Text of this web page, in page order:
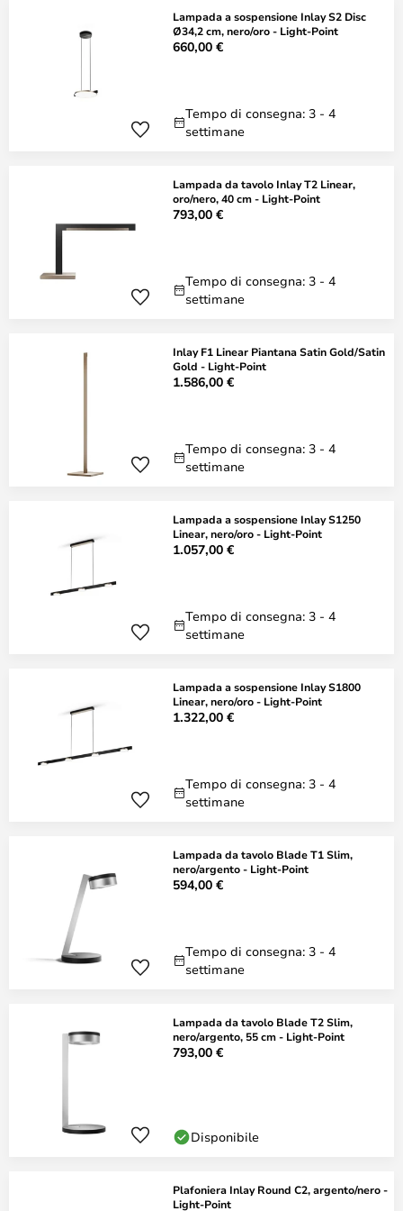
Lampada a sospensione Inlay S2 Disc
Ø34,2 cm, nero/oro - Light-Point
660,00 €
Tempo di consegna: 3 - 4
settimane
Lampada da tavolo Inlay T2 Linear,
oro/nero, 40 cm - Light-Point
793,00 €
Tempo di consegna: 3 - 4
settimane
Inlay F1 Linear Piantana Satin Gold/Satin
Gold - Light-Point
1.586,00 €
Tempo di consegna: 3 - 4
settimane
Lampada a sospensione Inlay S1250
Linear, nero/oro - Light-Point
1.057,00 €
Tempo di consegna: 3 - 4
settimane
Lampada a sospensione Inlay S1800
Linear, nero/oro - Light-Point
1.322,00 €
Tempo di consegna: 3 - 4
settimane
Lampada da tavolo Blade T1 Slim,
nero/argento - Light-Point
594,00 €
Tempo di consegna: 3 - 4
settimane
Lampada da tavolo Blade T2 Slim,
nero/argento, 55 cm - Light-Point
793,00 €
Disponibile
Plafoniera Inlay Round C2, argento/nero -
Light-Point